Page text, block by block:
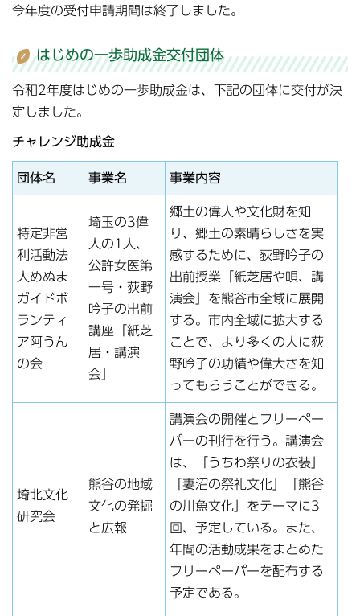
今年度の受付申請期間は終了しました。
はじめの一歩助成金交付団体
令和2年度はじめの一歩助成金は、下記の団体に交付が決
定しました。
チャレンジ助成金
団体名 事業名 事業内容
特定非営
利活動法
人めぬま
ガイドボ
ランティ
ア阿うん
の会
埼玉の3偉
人の1人、
公許女医第
一号・荻野
吟子の出前
講座「紙芝
居・講演
会」
郷土の偉人や文化財を知
り、郷土の素晴らしさを実
感するために、荻野吟子の
出前授業「紙芝居や唄、講
演会」を熊谷市全域に展開
する。市内全域に拡大する
ことで、より多くの人に荻
野吟子の功績や偉大さを知
ってもらうことができる。
埼北文化
研究会
熊谷の地域
文化の発掘
と広報
講演会の開催とフリーペー
パーの刊行を行う。講演会
は、「うちわ祭りの衣装」
「妻沼の祭礼文化」「熊谷
の川魚文化」をテーマに3
回、予定している。また、
年間の活動成果をまとめた
フリーペーパーを配布する
予定である。